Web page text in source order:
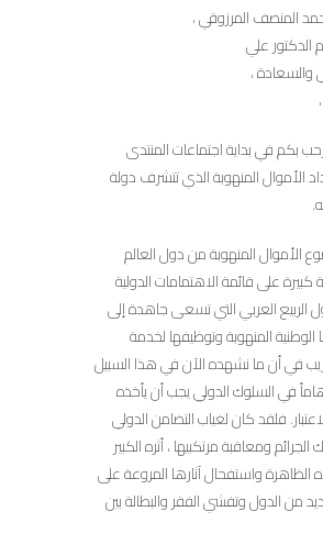
المنصف المرزوقي ،
الدكتور علي
والسعادة ،
بكم في بداية اجتماعات المنتدى
الأموال المنهوبة الذي تتشرف دولة
الأموال المنهوبة من دول العالم
كبيرة على قائمة الاهتمامات الدولية
العربي التي تسعى جاهدة إلى
الوطنية المنهوبة وتوظيفها لخدمة
في أن ما نشهده الآن في هذا السبيل
في السلوك الدولي يجب أن يأخذه
فلقد كان لغياب التضامن الدولي
ومعاقبة مرتكبيها ، أثره الكبير
واستفحال آثارها المروعة على
من الدول وتفشي الفقر والبطالة بين